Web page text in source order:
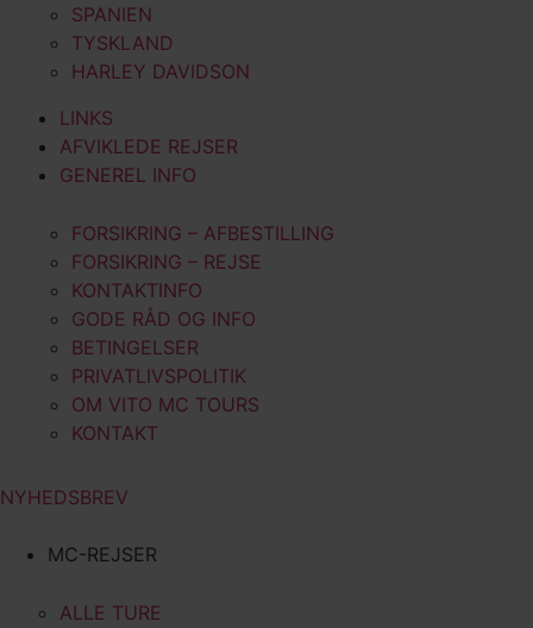
SPANIEN
TYSKLAND
HARLEY DAVIDSON
LINKS
AFVIKLEDE REJSER
GENEREL INFO
FORSIKRING – AFBESTILLING
FORSIKRING – REJSE
KONTAKTINFO
GODE RÅD OG INFO
BETINGELSER
PRIVATLIVSPOLITIK
OM VITO MC TOURS
KONTAKT
NYHEDSBREV
MC-REJSER
ALLE TURE